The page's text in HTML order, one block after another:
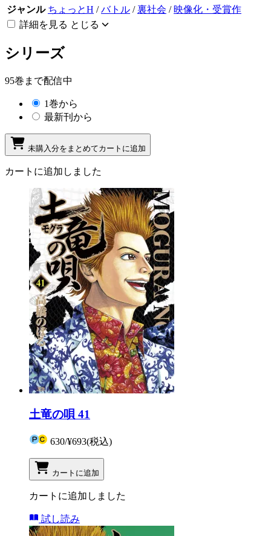
ジャンル ちょっとH /バトル /裏社会 / 映像化・受賞作
詳細を見る とじる
シリーズ
95巻まで配信中
1巻から
最新刊から
未購入分をまとめてカートに追加
カートに追加しました
土竜の唄 41
630/¥693(税込)
カートに追加
カートに追加しました
試し読み